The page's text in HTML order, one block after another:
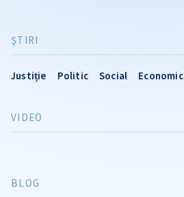
ŞTIRI
Justiție Politic Social Economic
VIDEO
BLOG